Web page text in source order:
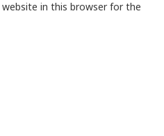
in this browser for the